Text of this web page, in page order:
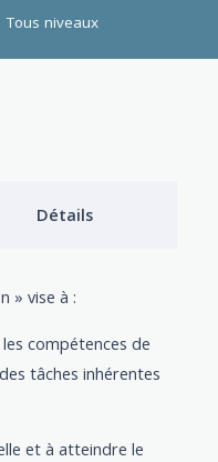
Tous niveaux
Détails
» vise à :
compétences de
tâches inhérentes
et à atteindre le